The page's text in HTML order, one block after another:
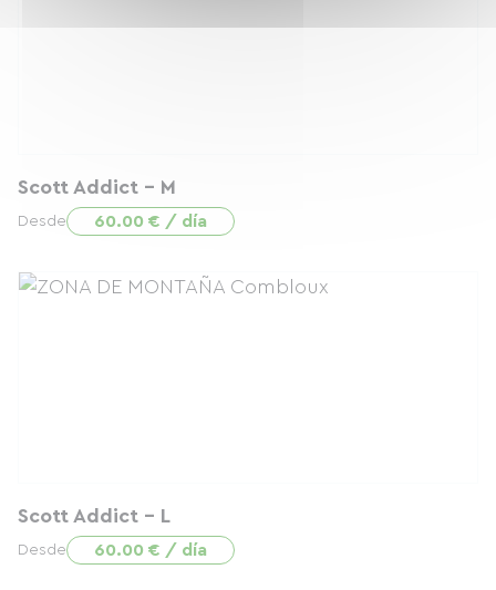
Scott Addict - M
Desde 60.00 € / día
Scott Addict - L
Desde 60.00 € / día